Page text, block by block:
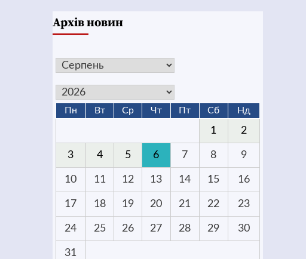
Архів новин
Пн Вт Ср Чт Пт Сб Нд
1 2
3 4 5 6 7 8 9
10 11 12 13 14 15 16
17 18 19 20 21 22 23
24 25 26 27 28 29 30
31